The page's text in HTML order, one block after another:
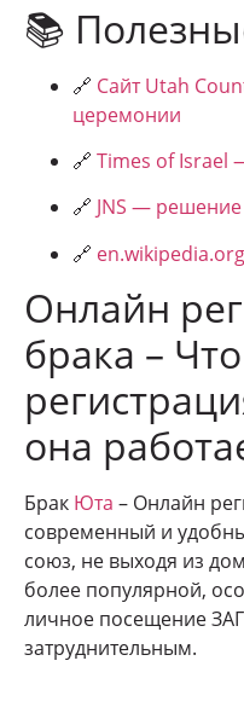
📚
🔗 Сайт Utah
церемонии
🔗 Times of Israel
🔗 JNS — решение
🔗
Онлайн
брака –
она
Брак Юта – Онлайн
современный и
союз, не выходя из
более популярной,
личное посещение
затруднительным.